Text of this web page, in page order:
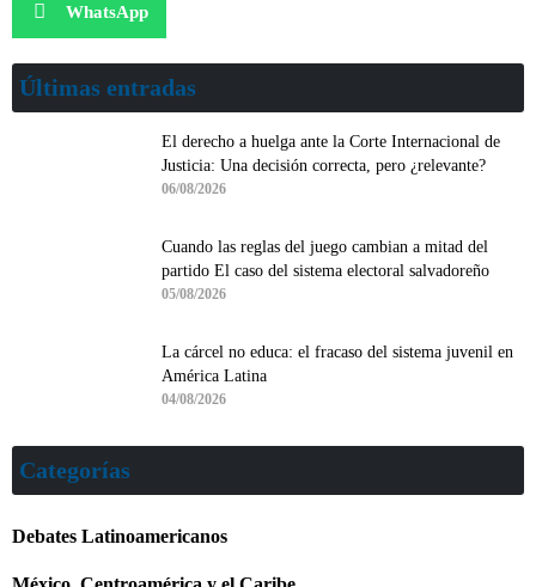
WhatsApp
Últimas entradas
El derecho a huelga ante la Corte Internacional de
Justicia: Una decisión correcta, pero ¿relevante?
06/08/2026
Cuando las reglas del juego cambian a mitad del
partido El caso del sistema electoral salvadoreño
05/08/2026
La cárcel no educa: el fracaso del sistema juvenil en
América Latina
04/08/2026
Categorías
Debates Latinoamericanos